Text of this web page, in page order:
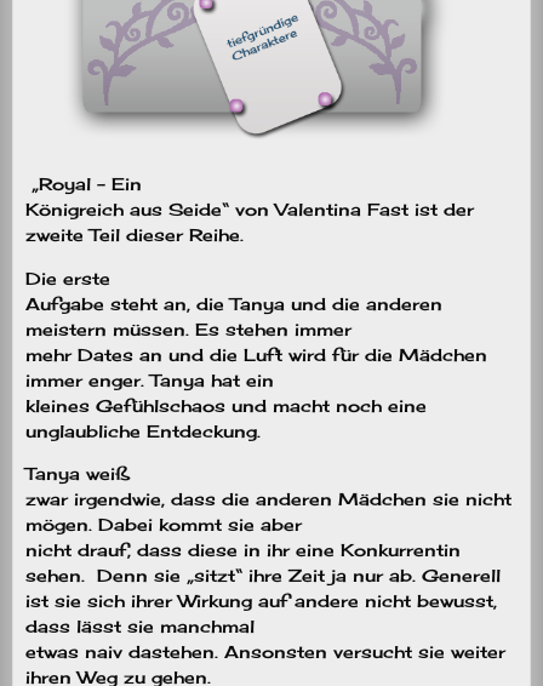
„Royal – Ein
Königreich aus Seide“ von Valentina Fast ist der
zweite Teil dieser Reihe.
Die erste
Aufgabe steht an, die Tanya und die anderen
meistern müssen. Es stehen immer
mehr Dates an und die Luft wird für die Mädchen
immer enger. Tanya hat ein
kleines Gefühlschaos und macht noch eine
unglaubliche Entdeckung.
Tanya weiß
zwar irgendwie, dass die anderen Mädchen sie nicht
mögen. Dabei kommt sie aber
nicht drauf, dass diese in ihr eine Konkurrentin
sehen. Denn sie „sitzt“ ihre Zeit ja nur ab. Generell
ist sie sich ihrer Wirkung auf andere nicht bewusst,
dass lässt sie manchmal
etwas naiv dastehen. Ansonsten versucht sie weiter
ihren Weg zu gehen.